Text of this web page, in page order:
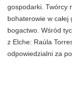
gospodarki. Twórcy
bohaterowie w
bogactwo. Wśród
z Elche: Raúla
odpowiedzialni za